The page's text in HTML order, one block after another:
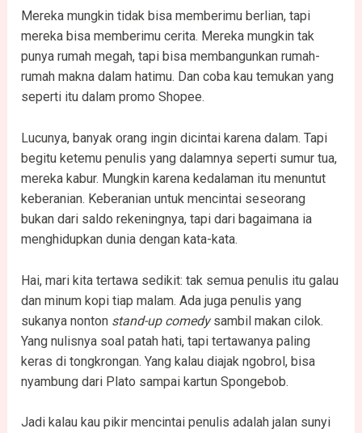
Mereka mungkin tidak bisa memberimu berlian, tapi
mereka bisa memberimu cerita. Mereka mungkin tak
punya rumah megah, tapi bisa membangunkan rumah-
rumah makna dalam hatimu. Dan coba kau temukan yang
seperti itu dalam promo Shopee.
Lucunya, banyak orang ingin dicintai karena dalam. Tapi
begitu ketemu penulis yang dalamnya seperti sumur tua,
mereka kabur. Mungkin karena kedalaman itu menuntut
keberanian. Keberanian untuk mencintai seseorang
bukan dari saldo rekeningnya, tapi dari bagaimana ia
menghidupkan dunia dengan kata-kata.
Hai, mari kita tertawa sedikit: tak semua penulis itu galau
dan minum kopi tiap malam. Ada juga penulis yang
sukanya nonton stand-up comedysambil makan cilok.
Yang nulisnya soal patah hati, tapi tertawanya paling
keras di tongkrongan. Yang kalau diajak ngobrol, bisa
nyambung dari Plato sampai kartun Spongebob.
Jadi kalau kau pikir mencintai penulis adalah jalan sunyi